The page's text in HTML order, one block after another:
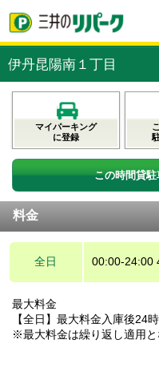
伊丹昆陽南１丁目
マイパーキング
に登録
この時間貸
料金
全日 00:00-24:00
最大料金
【全日】最大料金入庫後24
※最大料金は繰り返し適用と